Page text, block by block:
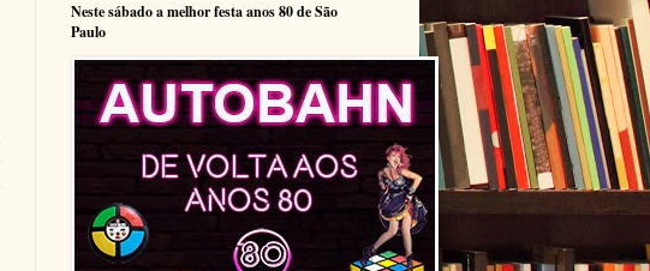
Neste sábado a melhor festa anos 80 de São
Paulo